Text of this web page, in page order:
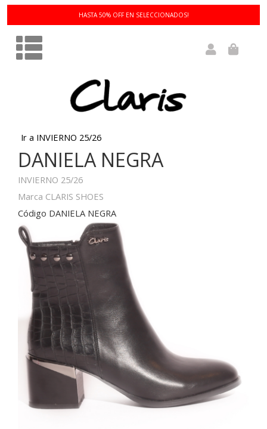
HASTA 50% OFF EN SELECCIONADOS!
Ir a INVIERNO 25/26
DANIELA NEGRA
INVIERNO 25/26
Marca CLARIS SHOES
Código DANIELA NEGRA